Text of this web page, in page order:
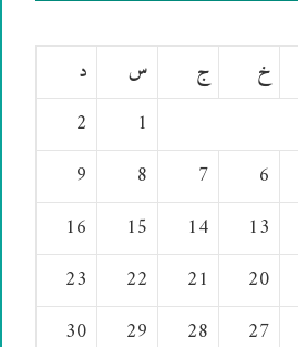
خ ج س
د
1
2
6
7
8
9
13
14
15
16
20
21
22
23
27
28
29
30